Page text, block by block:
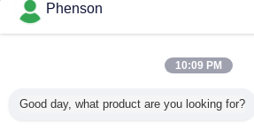
MásEl smd llevó el diodo
Phenson
10:09 PM
Good day, what product are you looking for?